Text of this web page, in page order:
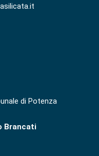
di Potenza
Brancati